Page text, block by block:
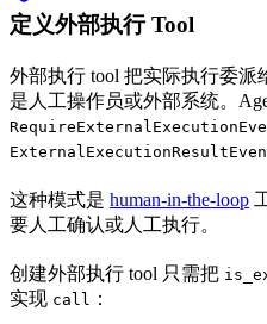
定义外部执行 Tool
外部执行 tool 把实际执行委
是人工操作员或外部系统。
这种模式是 human-in-the-loop
要人工确认或人工执行。
创建外部执行 tool 只需把
实现 call ：